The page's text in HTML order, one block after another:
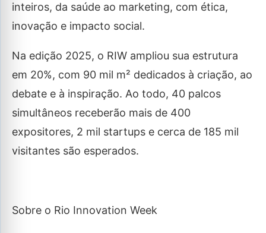
inteiros, da saúde ao marketing, com ética,
inovação e impacto social.
Na edição 2025, o RIW ampliou sua estrutura
em 20%, com 90 mil m² dedicados à criação, ao
debate e à inspiração. Ao todo, 40 palcos
simultâneos receberão mais de 400
expositores, 2 mil startups e cerca de 185 mil
visitantes são esperados.
Sobre o Rio Innovation Week